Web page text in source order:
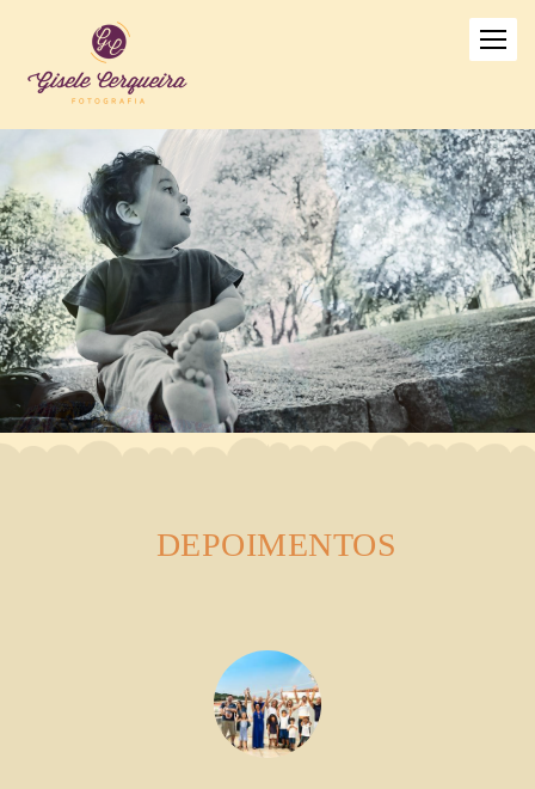
DEPOIMENTOS